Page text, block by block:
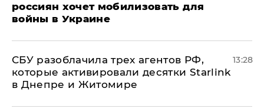
россиян хочет мобилизовать для
войны в Украине
СБУ разоблачила трех агентов РФ,
которые активировали десятки Starlink
в Днепре и Житомире
13:28